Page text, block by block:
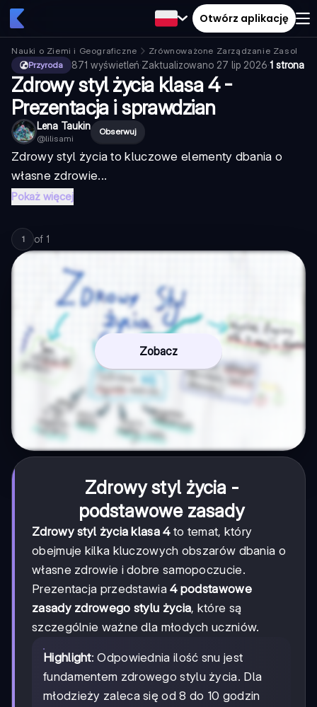
Otwórz aplikację
Nauki o Ziemi i Geograficzne
Zrównoważone Zarządzanie Zasobami
Przyroda
871 wyświetleń·Zaktualizowano 27 lip 2026·1 strona
Zdrowy styl życia klasa 4 -
Prezentacja i sprawdzian
Lena Taukin
@lilisami
Obserwuj
Zdrowy styl życia to kluczowe elementy dbania o
własne zdrowie...
Pokaż więcej
1 of 1
Zobacz
Zdrowy styl życia -
podstawowe zasady
Zdrowy styl życia klasa 4to temat, który
obejmuje kilka kluczowych obszarów dbania o
własne zdrowie i dobre samopoczucie.
Prezentacja przedstawia4 podstawowe
zasady zdrowego stylu życia, które są
szczególnie ważne dla młodych uczniów.
Highlight: Odpowiednia ilość snu jest
fundamentem zdrowego stylu życia. Dla
młodzieży zaleca się od 8 do 10 godzin